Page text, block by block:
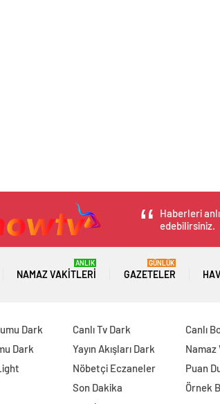
Haberleri
edebilirsiniz.
NAMAZ VAKITLERI
ANLIK
GAZETELER
GÜNLÜK
Dark
Dark
Canlı Tv Dark
Yayın Akışları Dark
Nöbetçi Eczaneler
Son Dakika
Canlı
Puan
Örnek